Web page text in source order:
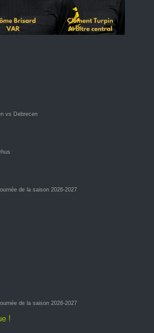
vs Debrecen
de la saison 2026-2027
de la saison 2026-2027
!